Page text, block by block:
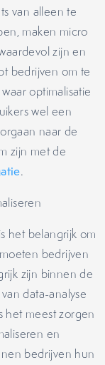
van alleen te
maken micro
zijn en
bedrijven om te
optimalisatie
wel een
naar de
zijn met de
.
het belangrijk om
bedrijven
zijn binnen de
data-analyse
het meest zorgen
en
bedrijven hun